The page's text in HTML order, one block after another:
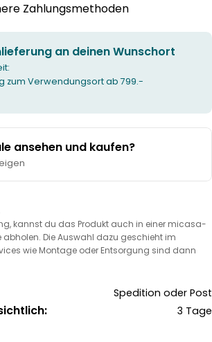
Zahlungsmethoden
an deinen Wunschort
zum Verwendungsort ab 799.-
ansehen und kaufen?
kannst du das Produkt auch in einer micasa-
abholen. Die Auswahl dazu geschieht im
wie Montage oder Entsorgung sind dann
Spedition oder Post
3 Tage